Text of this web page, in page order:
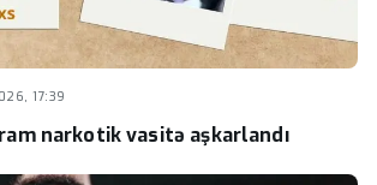
17:39
narkotik vasitə aşkarlandı